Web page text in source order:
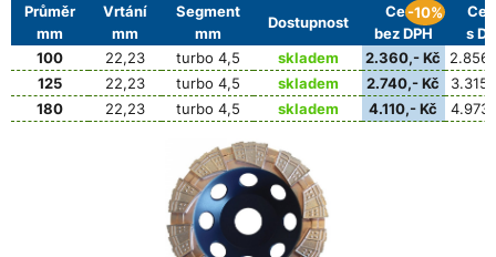
Průměr
mm
Vrtání
mm
Segment
mm
Dostupnost
Cena
bez DPH
-10%
s
100
22,23 turbo 4,5 skladem 2.360,- Kč
125
22,23 turbo 4,5 skladem 2.740,- Kč
180
22,23 turbo 4,5 skladem 4.110,- Kč